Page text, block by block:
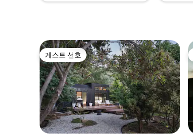
게스트 선호
게스트 선호